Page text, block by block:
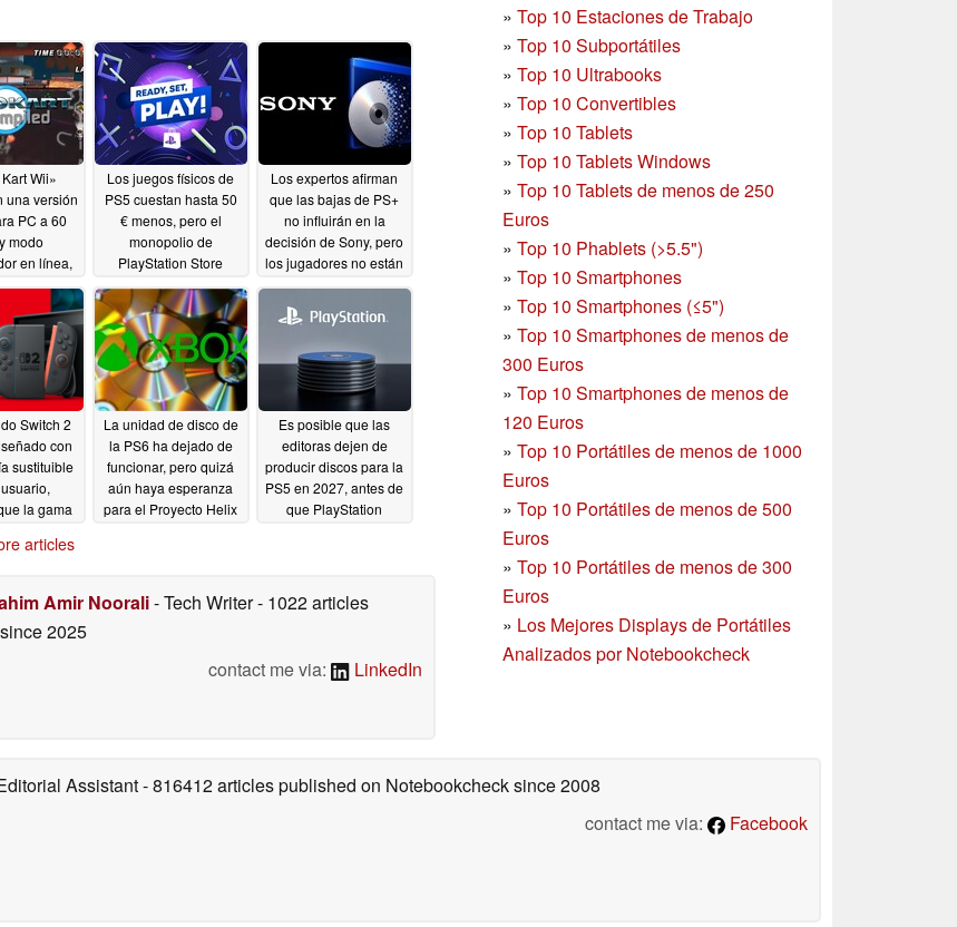
» Top 10 Estaciones de Trabajo
» Top 10 Subportátiles
» Top 10 Ultrabooks
» Top 10 Convertibles
» Top 10 Tablets
» Top 10 Tablets Windows
» Top 10 Tablets de menos de 250
Euros
» Top 10 Phablets (>5.5")
» Top 10 Smartphones
» Top 10 Smartphones (≤5")
» Top 10 Smartphones de menos de
300 Euros
» Top 10 Smartphonesde menos de
120 Euros
» Top 10 Portátiles de menos de 1000
Euros
» Top 10 Portátiles de menos de 500
Euros
» Top 10 Portátiles de menos de 300
Euros
» Los Mejores Displays de Portátiles
Analizados por Notebookcheck
Wii»
una versión
PC a 60
modo
en línea,
critican el
IA.07/19/2026
Los juegos físicos de
PS5 cuestan hasta 50
€ menos, pero el
monopolio de
PlayStation Store
ofertas07/10/2026
Los expertos afirman
que las bajas de PS+
no influirán en la
decisión de Sony, pero
los jugadores no están
07/10/2026
Switch 2
con
sustituible
la gama
en
La unidad de disco de
la PS6 ha dejado de
funcionar, pero quizá
aún haya esperanza
para el Proyecto Helix
Es posible que las
editoras dejen de
producir discos para la
PS5 en 2027, antes de
que PlayStation
articles
Amir Noorali- Tech Writer- 1022 articles
since 2025
contact me via:
LinkedIn
Assistant- 816412 articles published on Notebookchecksince 2008
contact me via:
Facebook